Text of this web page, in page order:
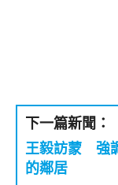
下一篇新聞：
王毅訪蒙 強
的鄰居